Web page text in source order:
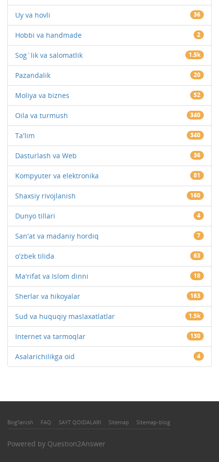
Uy va hovli 36
Hobbi va handmade 2
Sog`lik va salomatlik 1.5k
Pazandalik 20
Moliya va biznes 52
Oila va turmush 340
Ta'lim 340
Dasturlash va Web 36
Kompyuter va elektronika 81
Shaxsiy rivojlanish 160
Dunyo tillari 4
San'at va madaniy hordiq 7
o'zbek tilida 63
Ma'rifat va Islom dinni 18
Sherlar va hikoyalar 163
Sud va huquqiy maslaxatlatlar 1.5k
Internet va tarmoqlar 130
Asalarichilikga oid 4
Bog'lanish FAQ SAYT QOIDALARI Sitemap Sitemap-blog
Powered by Question2Answer